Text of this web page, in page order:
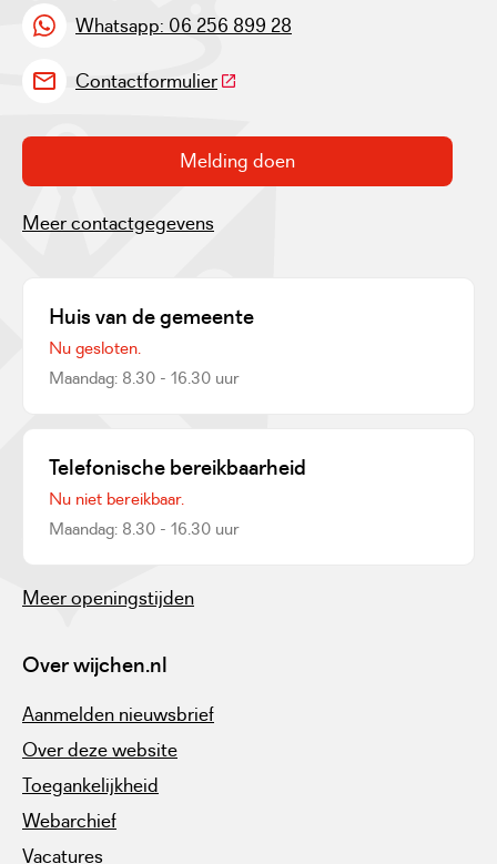
Whatsapp: 06 256 899 28
Contactformulier(Deze link gaat naar een externe
Melding doen
Meer contactgegevens
Huis van de gemeente
Nu gesloten.
Maandag: 8.30 - 16.30 uur
Telefonische bereikbaarheid
Nu niet bereikbaar.
Maandag: 8.30 - 16.30 uur
Meer openingstijden
Over wijchen.nl
Aanmelden nieuwsbrief
Over deze website
Toegankelijkheid
Webarchief
Vacatures